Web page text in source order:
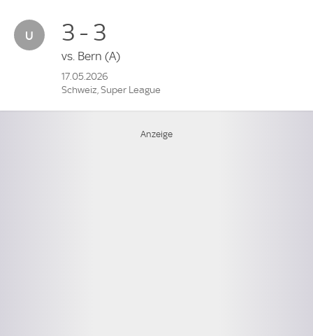
3 - 3
vs. Bern (A)
17.05.2026
Schweiz, Super League